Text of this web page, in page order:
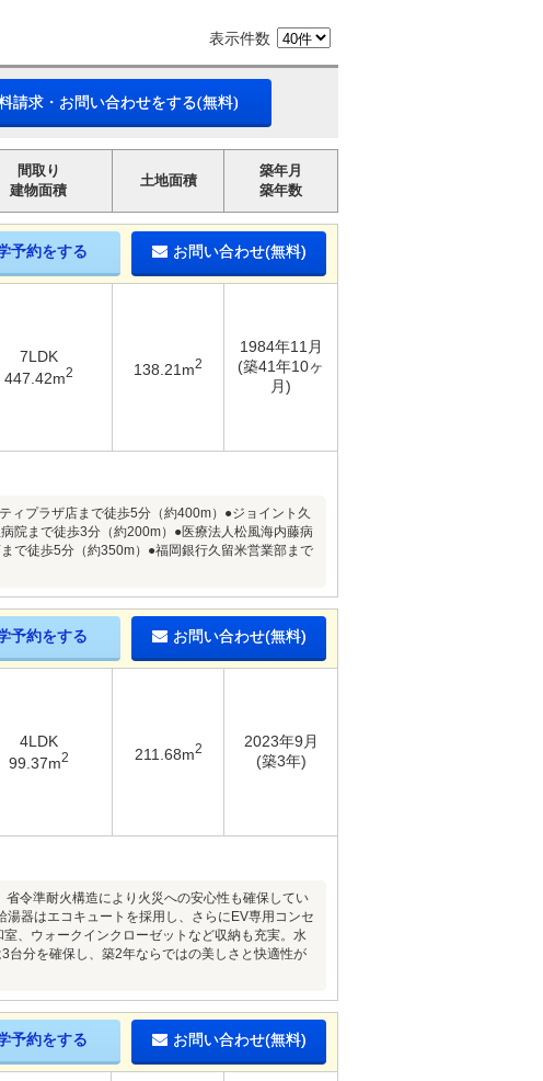
表示件数
請求・お問い合わせをする(無料)
間取り
建物面積
土地面積
築年月
築年数
予約をする お問い合わせ(無料)
7LDK
447.42m2 138.21m2
1984年11月
(築41年10ヶ
月)
ィプラザ店まで徒歩5分（約400m）●ジョイント久
院まで徒歩3分（約200m）●医療法人松風海内藤病
で徒歩5分（約350m）●福岡銀行久留米営業部まで
予約をする お問い合わせ(無料)
4LDK
99.37m2 211.68m2
2023年9月
(築3年)
令準耐火構造により火災への安心性も確保してい
器はエコキュートを採用し、さらにEV専用コンセ
、ウォークインクローゼットなど収納も充実。水
台分を確保し、築2年ならではの美しさと快適性が
予約をする お問い合わせ(無料)